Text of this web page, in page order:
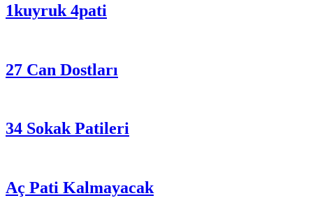
1kuyruk 4pati
27 Can Dostları
34 Sokak Patileri
Aç Pati Kalmayacak